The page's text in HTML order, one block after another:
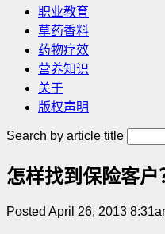
职业教育
草药香料
药物疗效
营养知识
关于
版权声明
Search by article title
怎样找到保险客户
Posted April 26, 2013